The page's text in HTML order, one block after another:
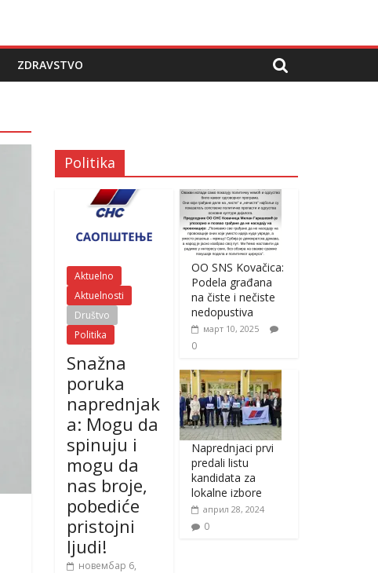
ZDRAVSTVO
Politika
Aktuelno
Aktuelnosti
Društvo
Politika
Snažna
poruka
naprednjak
a: Mogu da
spinuju i
mogu da
nas broje,
pobediće
pristojni
ljudi!
новембар 6,
OO SNS Kovačica:
Podela građana
na čiste i nečiste
nedopustiva
март 10, 2025
0
Naprednjaci prvi
predali listu
kandidata za
lokalne izbore
април 28, 2024
0